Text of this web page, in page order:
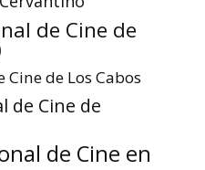
de Cine de
de Los Cabos
de Cine de
de Cine en